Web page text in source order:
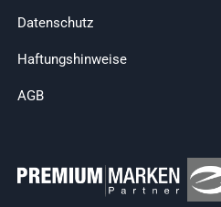
Datenschutz
Haftungshinweise
AGB